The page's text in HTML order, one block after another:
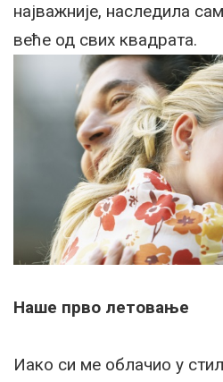
најважније, наследила
веће од свих квадрата.
Наше прво летовање
Иако си ме облачио у